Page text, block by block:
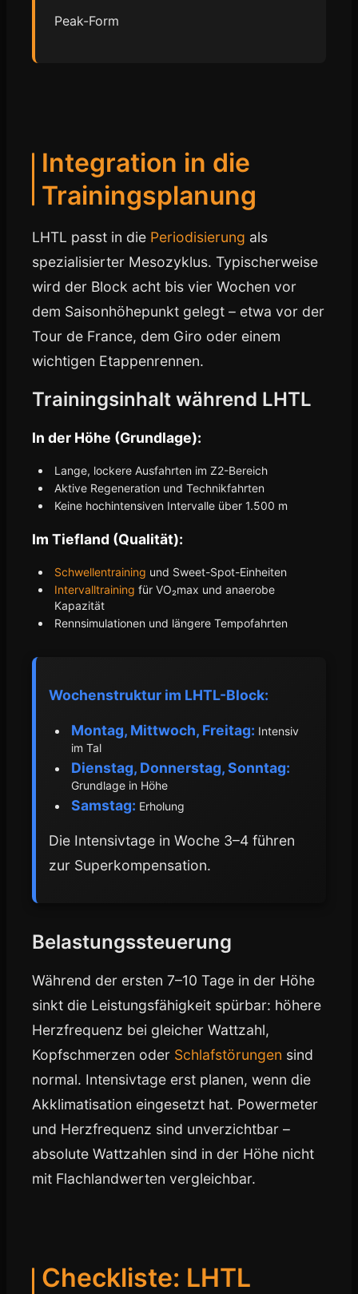
Peak-Form
Integration in die
Trainingsplanung
LHTL passt in die Periodisierung als
spezialisierter Mesozyklus. Typischerweise
wird der Block acht bis vier Wochen vor
dem Saisonhöhepunkt gelegt – etwa vor der
Tour de France, dem Giro oder einem
wichtigen Etappenrennen.
Trainingsinhalt während LHTL
In der Höhe (Grundlage):
Lange, lockere Ausfahrten im Z2-Bereich
Aktive Regeneration und Technikfahrten
Keine hochintensiven Intervalle über 1.500 m
Im Tiefland (Qualität):
Schwellentraining und Sweet-Spot-Einheiten
Intervalltraining für VO₂max und anaerobe
Kapazität
Rennsimulationen und längere Tempofahrten
Wochenstruktur im LHTL-Block:
Montag, Mittwoch, Freitag: Intensiv
im Tal
Dienstag, Donnerstag, Sonntag:
Grundlage in Höhe
Samstag: Erholung
Die Intensivtage in Woche 3–4 führen
zur Superkompensation.
Belastungssteuerung
Während der ersten 7–10 Tage in der Höhe
sinkt die Leistungsfähigkeit spürbar: höhere
Herzfrequenz bei gleicher Wattzahl,
Kopfschmerzen oder Schlafstörungen sind
normal. Intensivtage erst planen, wenn die
Akklimatisation eingesetzt hat. Powermeter
und Herzfrequenz sind unverzichtbar –
absolute Wattzahlen sind in der Höhe nicht
mit Flachlandwerten vergleichbar.
Checkliste: LHTL